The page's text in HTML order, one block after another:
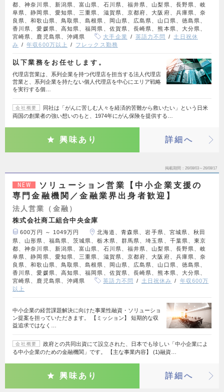
都、神奈川県、新潟県、富山県、石川県、福井県、山梨県、長野県、岐
阜県、静岡県、愛知県、三重県、滋賀県、京都府、大阪府、兵庫県、奈
良県、和歌山県、鳥取県、島根県、岡山県、広島県、山口県、徳島県、
香川県、愛媛県、高知県、福岡県、佐賀県、長崎県、熊本県、大分県、
宮崎県、鹿児島県、沖縄県
大手企業 英語力不問
土日祝休
み
年収600万以上 フレックス勤務
以下業務をお任せします。
代理店営業は、系列企業を持つ代理店を担当する法人代理店
営業と、系列企業を持たない個人代理店を中心にエリア戦略
を実行する個…
会社概要
同社は「がんに苦しむ人々を経済的苦難から救いたい」という日米
両国の創業者の強い想いのもと、1974年にがん保険を提供する…
興味あり 詳細へ
掲載期間 26/08/03～26/08/17
NEW
ソリューション営業【中小企業支援の
専門金融機関／金融業界出身者歓迎】
法人営業（金融）
株式会社商工組合中央金庫
600万円 ～ 1049万円
北海道、青森県、岩手県、宮城県、秋田
県、山形県、福島県、茨城県、栃木県、群馬県、埼玉県、千葉県、東京
都、神奈川県、新潟県、富山県、石川県、福井県、山梨県、長野県、岐
阜県、静岡県、愛知県、三重県、滋賀県、京都府、大阪府、兵庫県、奈
良県、和歌山県、鳥取県、島根県、岡山県、広島県、山口県、徳島県、
香川県、愛媛県、高知県、福岡県、佐賀県、長崎県、熊本県、大分県、
宮崎県、鹿児島県、沖縄県
英語力不問 土日祝休み
年収600万
以上
中小企業の経営課題解決に向けた事業性融資・ソリューショ
ン提案を担っていただきます。 【ミッション】 短期的な収
益追求ではなく…
会社概要
政府との共同出資にて設立された、日本でも珍しい「中小企業によ
る中小企業のための金融機関」です。 【主な事業内容】 (1)融資…
興味あり 詳細へ